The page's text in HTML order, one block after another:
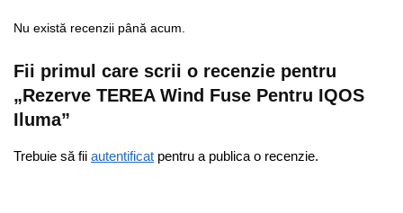
Nu există recenzii până acum.
Fii primul care scrii o recenzie pentru
„Rezerve TEREA Wind Fuse Pentru IQOS
Iluma”
Trebuie să fii autentificat pentru a publica o recenzie.